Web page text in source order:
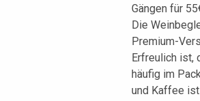
Gängen für
Die
Premium-
Erfreulich ist,
häufig im
und Kaffee